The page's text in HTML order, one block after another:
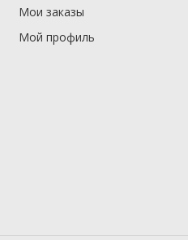
Мои заказы
Мой профиль